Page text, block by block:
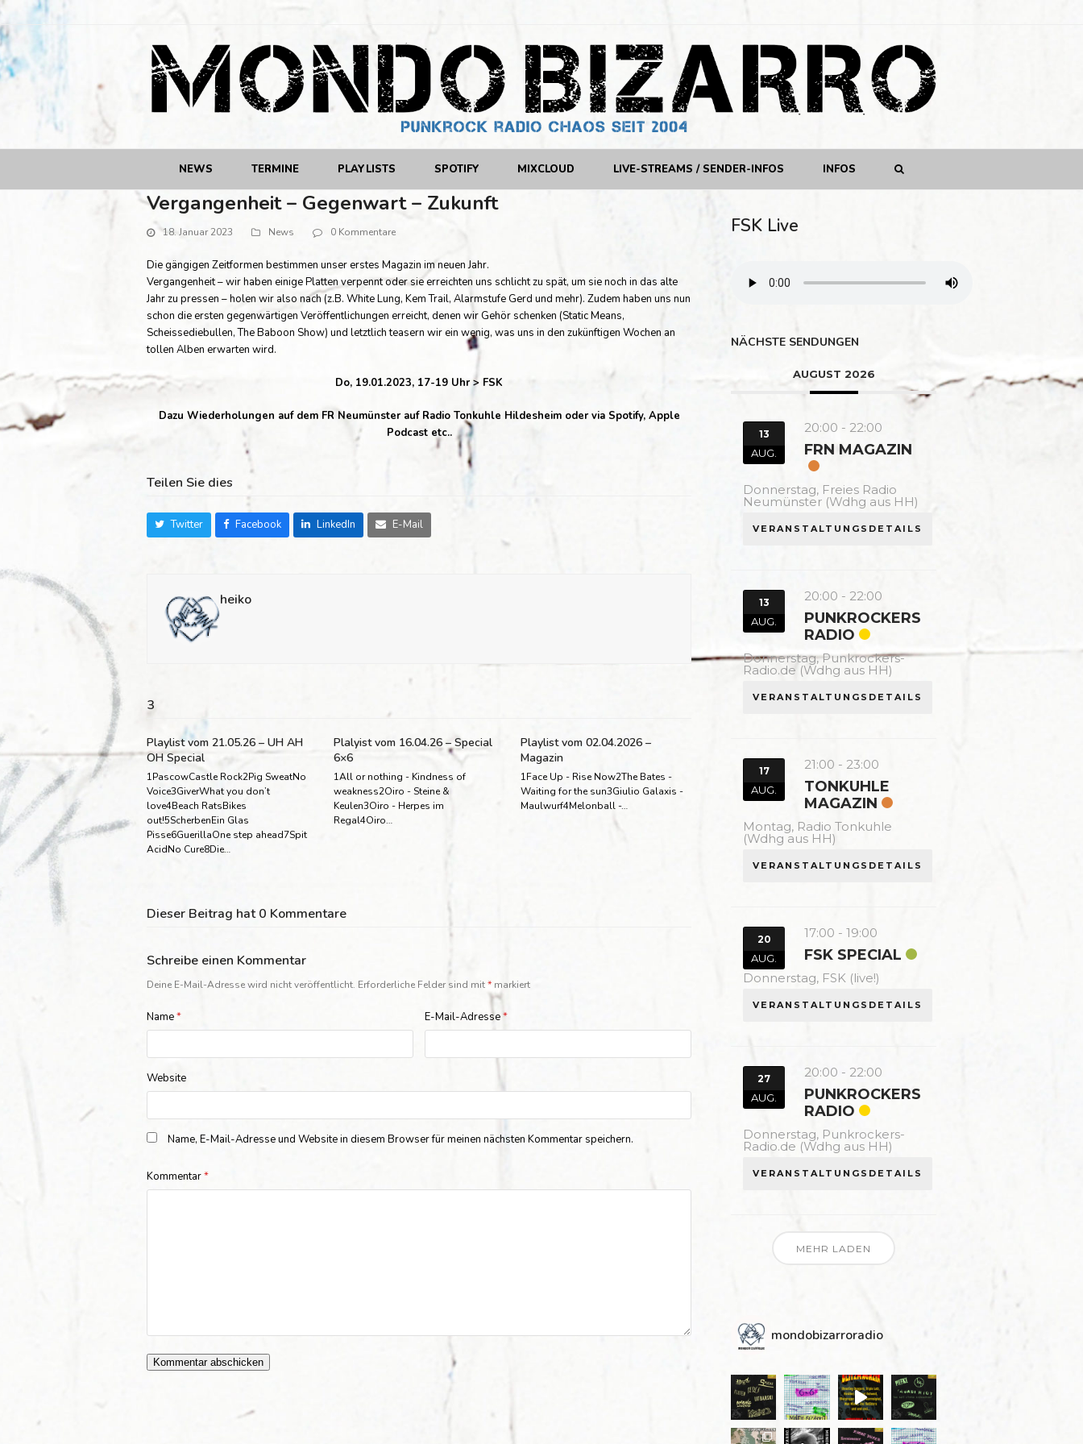
NEWS TERMINE PLAYLISTS SPOTIFY MIXCLOUD LIVE-STREAMS / SENDER-INFOS INFOS
Vergangenheit – Gegenwart – Zukunft
18. Januar 2023 News 0 Kommentare
Die gängigen Zeitformen bestimmen unser erstes Magazin im neuen Jahr.
Vergangenheit – wir haben einige Platten verpennt oder sie erreichten uns schlicht zu spät, um sie noch in das alte
Jahr zu pressen – holen wir also nach (z.B. White Lung, Kem Trail, Alarmstufe Gerd und mehr). Zudem haben uns nun
schon die ersten gegenwärtigen Veröffentlichungen erreicht, denen wir Gehör schenken (Static Means,
Scheissediebullen, The Baboon Show) und letztlich teasern wir ein wenig, was uns in den zukünftigen Wochen an
tollen Alben erwarten wird.
Do, 19.01.2023, 17-19 Uhr > FSK
Dazu Wiederholungen auf dem FR Neumünster auf Radio Tonkuhle Hildesheim oder via Spotify, Apple
Podcast etc..
Teilen Sie dies
Twitter Facebook LinkedIn E-Mail
heiko
3
Playlist vom 21.05.26 – UH AH
OH Special
1PascowCastle Rock2Pig SweatNo
Voice3GiverWhat you don’t
love4Beach RatsBikes
out!5ScherbenEin Glas
Pisse6GuerillaOne step ahead7Spit
AcidNo Cure8Die…
Plalyist vom 16.04.26 – Special
6×6
1All or nothing - Kindness of
weakness2Oiro - Steine &
Keulen3Oiro - Herpes im
Regal4Oiro…
Playlist vom 02.04.2026 –
Magazin
1Face Up - Rise Now2The Bates -
Waiting for the sun3Giulio Galaxis -
Maulwurf4Melonball -…
Dieser Beitrag hat 0 Kommentare
Schreibe einen Kommentar
Deine E-Mail-Adresse wird nicht veröffentlicht. Erforderliche Felder sind mit* markiert
Name* E-Mail-Adresse*
Website
Name, E-Mail-Adresse und Website in diesem Browser für meinen nächsten Kommentar speichern.
Kommentar*
FSK Live
NÄCHSTE SENDUNGEN
AUGUST 2026
13
AUG.
20:00 - 22:00
FRN MAGAZIN
Donnerstag, Freies Radio
Neumünster (Wdhg aus HH)
VERANSTALTUNGSDETAILS
13
AUG.
20:00 - 22:00
PUNKROCKERS
RADIO
Donnerstag,Punkrockers-
Radio.de (Wdhg aus HH)
VERANSTALTUNGSDETAILS
17
AUG.
21:00 - 23:00
TONKUHLE
MAGAZIN
Montag, Radio Tonkuhle
(Wdhg aus HH)
VERANSTALTUNGSDETAILS
20
AUG.
17:00 -19:00
FSK SPECIAL
Donnerstag, FSK (live!)
VERANSTALTUNGSDETAILS
27
AUG.
20:00 - 22:00
PUNKROCKERS
RADIO
Donnerstag, Punkrockers-
Radio.de (Wdhg aus HH)
VERANSTALTUNGSDETAILS
MEHR LADEN
mondobizarroradio